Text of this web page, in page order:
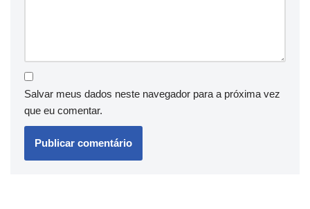
Salvar meus dados neste navegador para a próxima vez
que eu comentar.